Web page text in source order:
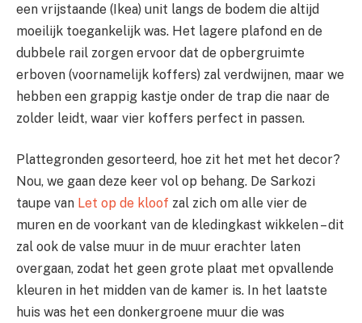
een vrijstaande (Ikea) unit langs de bodem die altijd
moeilijk toegankelijk was. Het lagere plafond en de
dubbele rail zorgen ervoor dat de opbergruimte
erboven (voornamelijk koffers) zal verdwijnen, maar we
hebben een grappig kastje onder de trap die naar de
zolder leidt, waar vier koffers perfect in passen.
Plattegronden gesorteerd, hoe zit het met het decor?
Nou, we gaan deze keer vol op behang. De Sarkozi
taupe van Let op de kloof zal zich om alle vier de
muren en de voorkant van de kledingkast wikkelen – dit
zal ook de valse muur in de muur erachter laten
overgaan, zodat het geen grote plaat met opvallende
kleuren in het midden van de kamer is. In het laatste
huis was het een donkergroene muur die was